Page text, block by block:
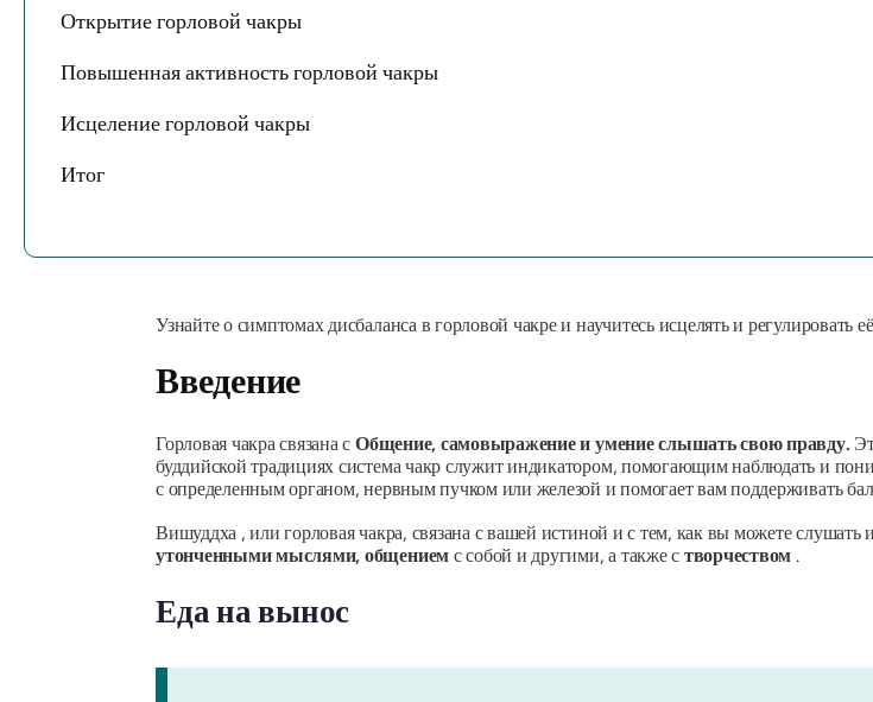
Открытие горловой чакры
Повышенная активность горловой чакры
Исцеление горловой чакры
Итог
Узнайте о симптомах дисбаланса в горловой чакре и научитесь исцелять и регулировать
Введение
Горловая чакра связана с Общение, самовыражение и умение слышать свою правду.
буддийской традициях система чакр служит индикатором, помогающим наблюдать и
с определенным органом, нервным пучком или железой и помогает вам поддерживать
Вишуддха , или горловая чакра, связана с вашей истиной и с тем, как вы можете
утонченными мыслями, общением с собой и другими, а также с творчеством .
Еда на вынос